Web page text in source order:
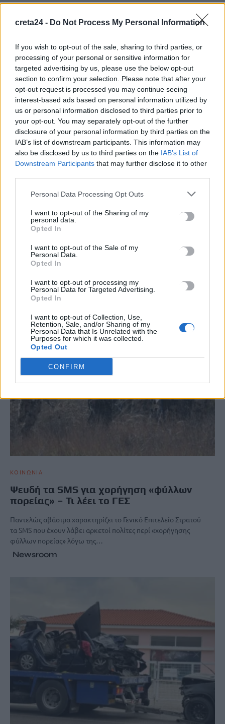
creta24 - Do Not Process My Personal Information
If you wish to opt-out of the sale, sharing to third parties, or
processing of your personal or sensitive information for
targeted advertising by us, please use the below opt-out
section to confirm your selection. Please note that after your
opt-out request is processed you may continue seeing
interest-based ads based on personal information utilized by
us or personal information disclosed to third parties prior to
your opt-out. You may separately opt-out of the further
disclosure of your personal information by third parties on the
IAB’s list of downstream participants. This information may
also be disclosed by us to third parties on the IAB’s List of
Downstream Participants that may further disclose it to other
Personal Data Processing Opt Outs
I want to opt-out of the Sharing of my
personal data.
Opted In
I want to opt-out of the Sale of my
Personal Data.
Opted In
I want to opt-out of processing my
Personal Data for Targeted Advertising.
Opted In
I want to opt-out of Collection, Use,
Retention, Sale, and/or Sharing of my
Personal Data that Is Unrelated with the
Purposes for which it was collected.
Opted Out
CONFIRM
Ροδόπη: Στο νοσοκομείο ανήλικος λόγω κατανάλωσης αλκοόλ
9 Αυγούστου, 2026
Τζο Μπάιντεν: Ο καρκίνος έχει κάνει μετάσταση στα οστά –
«Επώδυνη και εξουθενωτική μάχη»
9 Αυγούστου, 2026
ΠΑΣΟΚ κατά εφημερίδας για την «συνάντηση»
Διαμαντοπούλου και Χριστοδουλάκη με Γεραπετρίτη:
«Φαντασιόπληκτο ρεπορτάζ»
9 Αυγούστου, 2026
TRENDING
ΣΚΙΑΘΟΣ #ΒΙΑΣΜΟΣ ΑΝΗΛΙΚΟΥ ΧΑΝΙΑ
ΣΧΕΤΙΚΆ ΆΡΘΡΑ
ΚΟΙΝΩΝΙΑ
Ψευδή τα SMS για χορήγηση «φύλλων
πορείας» – Τι λέει το ΓΕΣ
Παντελώς αβάσιμα χαρακτηρίζει το Γενικό Επιτελείο Στρατού
τα SMS που έχουν λάβει αρκετοί πολίτες περί «χορήγησης
φύλλων πορείας» λόγω της…
Newsroom